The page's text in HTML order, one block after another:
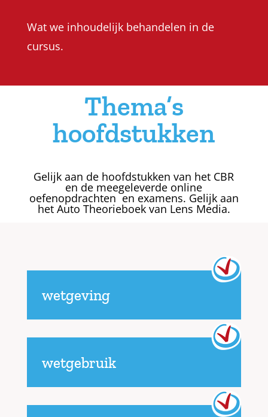
Wat we inhoudelijk behandelen in de
cursus.
Thema’s
hoofdstukken
Gelijk aan de hoofdstukken van het CBR
en de meegeleverde online
oefenopdrachten en examens. Gelijk aan
het Auto Theorieboek van Lens Media.
wetgeving
wetgebruik